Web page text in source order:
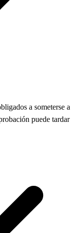
a someterse a
puede tardar